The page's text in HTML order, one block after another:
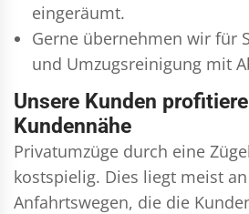
eingeräumt.
Gerne übernehmen wir für
und Umzugsreinigung mit
Unsere Kunden
Kundennähe
Privatumzüge durch eine
kostspielig. Dies liegt meist
Anfahrtswegen, die die